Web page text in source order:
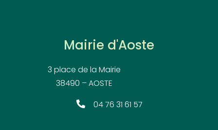
Mairie d'Aoste
3 place de la Mairie
38490 – AOSTE
04 76 31 61 57